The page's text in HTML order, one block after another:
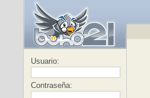
Usuario:
Contraseña: